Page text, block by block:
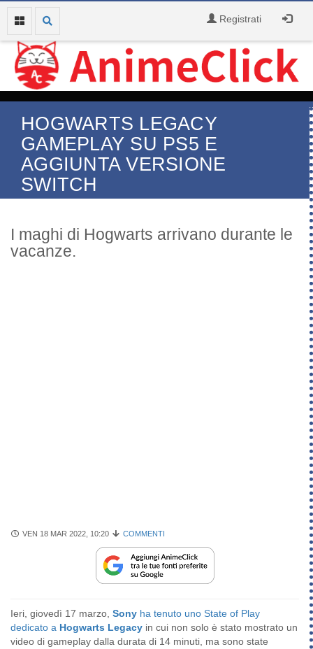
Registrati
HOGWARTS LEGACY
GAMEPLAY SU PS5 E
AGGIUNTA VERSIONE
SWITCH
I maghi di Hogwarts arrivano durante le
vacanze.
VEN 18 MAR 2022, 10:20 COMMENTI
Ieri, giovedì 17 marzo, Sony ha tenuto uno State of Play
dedicato a Hogwarts Legacy in cui non solo è stato mostrato un
video di gameplay dalla durata di 14 minuti, ma sono state